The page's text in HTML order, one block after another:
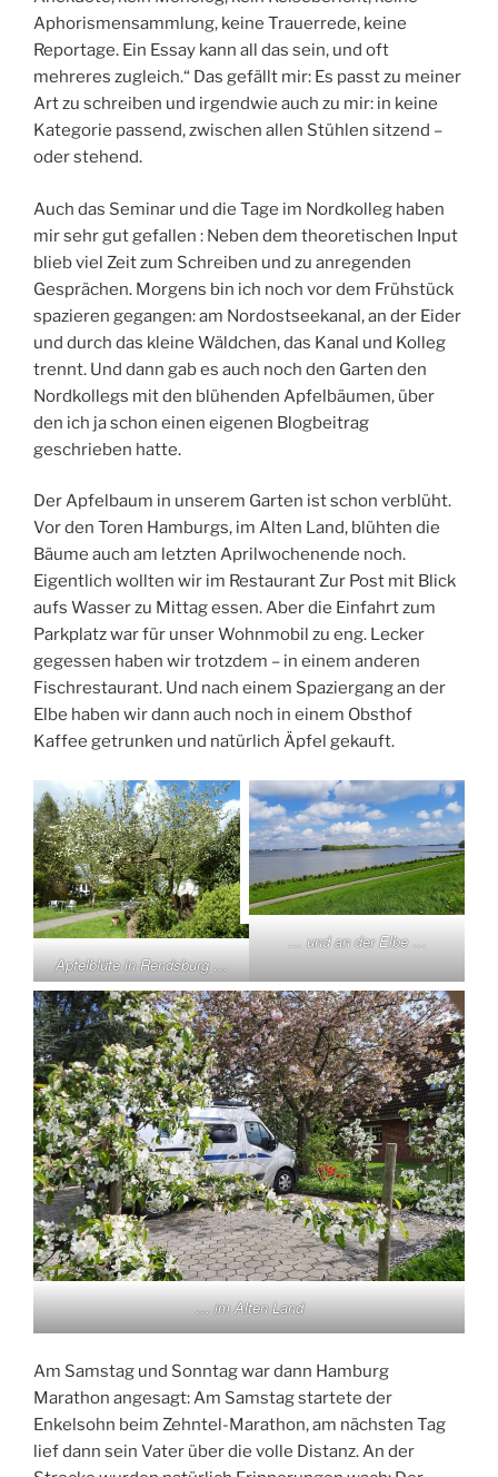
Aphorismensammlung, keine Trauerrede, keine
Reportage. Ein Essay kann all das sein, und oft
mehreres zugleich.“ Das gefällt mir: Es passt zu meiner
Art zu schreiben und irgendwie auch zu mir: in keine
Kategorie passend, zwischen allen Stühlen sitzend –
oder stehend.
Auch das Seminar und die Tage im Nordkolleg haben
mir sehr gut gefallen : Neben dem theoretischen Input
blieb viel Zeit zum Schreiben und zu anregenden
Gesprächen. Morgens bin ich noch vor dem Frühstück
spazieren gegangen: am Nordostseekanal, an der Eider
und durch das kleine Wäldchen, das Kanal und Kolleg
trennt. Und dann gab es auch noch den Garten den
Nordkollegs mit den blühenden Apfelbäumen, über
den ich ja schon einen eigenen Blogbeitrag
geschrieben hatte.
Der Apfelbaum in unserem Garten ist schon verblüht.
Vor den Toren Hamburgs, im Alten Land, blühten die
Bäume auch am letzten Aprilwochenende noch.
Eigentlich wollten wir im Restaurant Zur Post mit Blick
aufs Wasser zu Mittag essen. Aber die Einfahrt zum
Parkplatz war für unser Wohnmobil zu eng. Lecker
gegessen haben wir trotzdem – in einem anderen
Fischrestaurant. Und nach einem Spaziergang an der
Elbe haben wir dann auch noch in einem Obsthof
Kaffee getrunken und natürlich Äpfel gekauft.
Apfelblüte in Rendsburg …
… und an der Elbe …
… im Alten Land
Am Samstag und Sonntag war dann Hamburg
Marathon angesagt: Am Samstag startete der
Enkelsohn beim Zehntel-Marathon, am nächsten Tag
lief dann sein Vater über die volle Distanz. An der